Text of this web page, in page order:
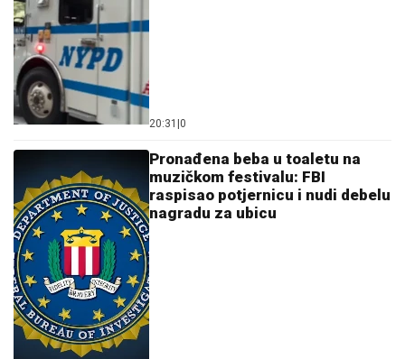
20:31 0
Pronađena beba u toaletu na
muzičkom festivalu: FBI
raspisao potjernicu i nudi debelu
nagradu za ubicu